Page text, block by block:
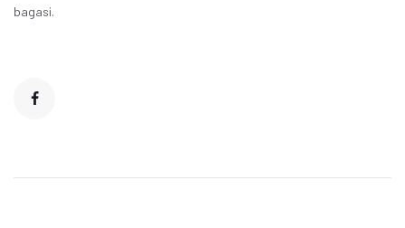
bagasi.